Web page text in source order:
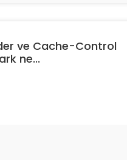
ve Cache-Control
ne...